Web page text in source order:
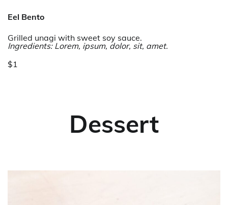
Eel Bento
Grilled unagi with sweet soy sauce.
Ingredients: Lorem, ipsum, dolor, sit, amet.
$1
Dessert